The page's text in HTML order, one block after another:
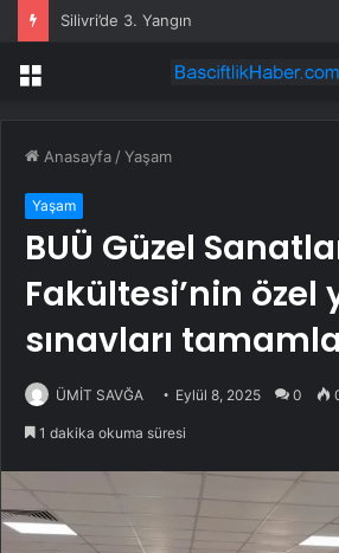
Silivri’de 3. Yangın
Menü
Anasayfa /Yaşam
Yaşam
BUÜ Güzel
Fakültesi’nin özel
sınavları
ÜMİT SAVĞA Eylül 8, 2025 0
1 dakika okuma süresi